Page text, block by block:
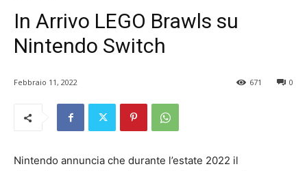
In Arrivo LEGO Brawls su
Nintendo Switch
Febbraio 11, 2022 0
671
Nintendo annuncia che durante l’estate 2022 il